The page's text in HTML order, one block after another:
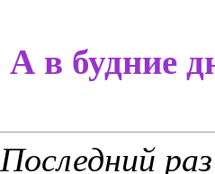
А в будние
Последний